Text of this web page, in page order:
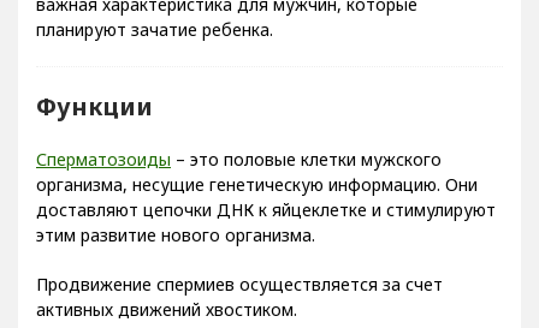
планируют зачатие ребенка.
организма, несущие генетическую информацию. Они
доставляют цепочки ДНК к яйцеклетке и стимулируют
этим развитие нового организма.
активных движений хвостиком.